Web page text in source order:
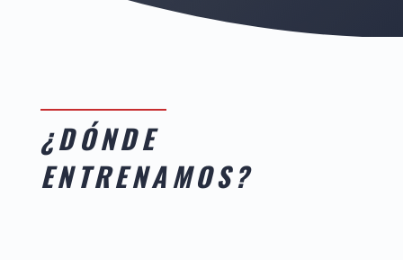
¿DÓNDE
ENTRENAMOS?